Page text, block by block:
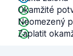
Okamžité
Neomezený
Zaplatit